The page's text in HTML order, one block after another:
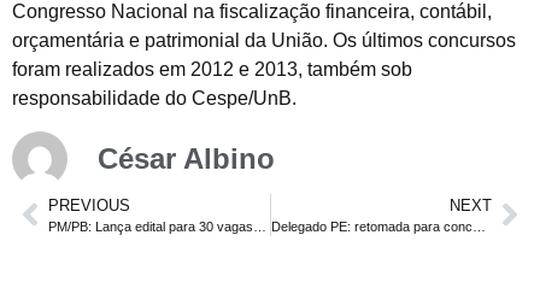
Congresso Nacional na fiscalização financeira, contábil,
orçamentária e patrimonial da União. Os últimos concursos
foram realizados em 2012 e 2013, também sob
responsabilidade do Cespe/UnB.
César Albino
PREVIOUS NEXT